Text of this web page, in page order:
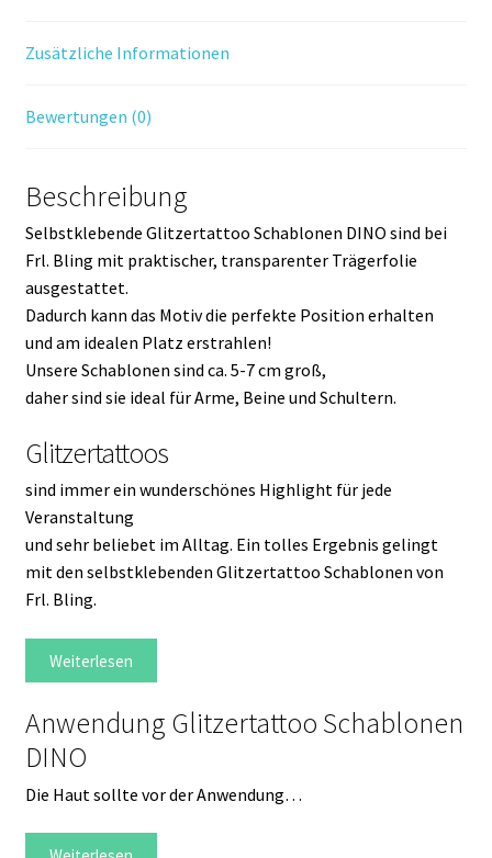
Zusätzliche Informationen
Bewertungen (0)
Beschreibung
Selbstklebende Glitzertattoo Schablonen DINO sind bei
Frl. Bling mit praktischer, transparenter Trägerfolie
ausgestattet.
Dadurch kann das Motiv die perfekte Position erhalten
und am idealen Platz erstrahlen!
Unsere Schablonen sind ca. 5-7 cm groß,
daher sind sie ideal für Arme, Beine und Schultern.
Glitzertattoos
sind immer ein wunderschönes Highlight für jede
Veranstaltung
und sehr beliebet im Alltag. Ein tolles Ergebnis gelingt
mit den selbstklebenden Glitzertattoo Schablonen von
Frl. Bling.
Weiterlesen
Anwendung Glitzertattoo Schablonen
DINO
Die Haut sollte vor der Anwendung…